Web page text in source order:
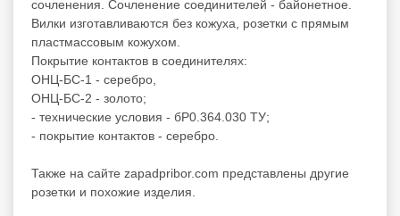
сочленения. Сочленение соединителей - байонетное.
Вилки изготавливаются без кожуха, розетки с прямым
пластмассовым кожухом.
Покрытие контактов в соединителях:
ОНЦ-БС-1 - серебро,
ОНЦ-БС-2 - золото;
- технические условия - бР0.364.030 ТУ;
- покрытие контактов - серебро.
Также на сайте zapadpribor.com представлены другие
розетки и похожие изделия.